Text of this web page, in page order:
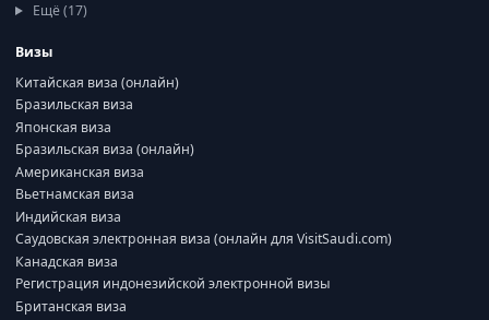
Ещё (17)
Визы
Китайская виза (онлайн)
Бразильская виза
Японская виза
Бразильская виза (онлайн)
Американская виза
Вьетнамская виза
Индийская виза
Саудовская электронная виза (онлайн для VisitSaudi.com)
Канадская виза
Регистрация индонезийской электронной визы
Британская виза